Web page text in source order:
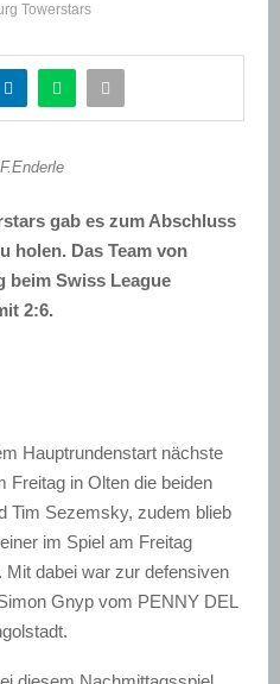
Towerstars
gab es zum Abschluss
holen. Das Team von
beim Swiss League
2:6.
Hauptrundenstart nächste
Freitag in Olten die beiden
Tim Sezemsky, zudem blieb
im Spiel am Freitag
Mit dabei war zur defensiven
Gnyp vom PENNY DEL